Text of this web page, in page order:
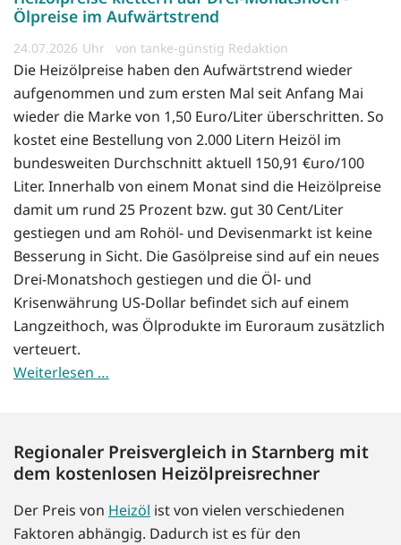
Ölpreise im Aufwärtstrend
24.07.2026 von tanke-günstig Redaktion
Die Heizölpreise haben den Aufwärtstrend wieder
aufgenommen und zum ersten Mal seit Anfang Mai
wieder die Marke von 1,50 Euro/Liter überschritten. So
kostet eine Bestellung von 2.000 Litern Heizöl im
bundesweiten Durchschnitt aktuell 150,91 €uro/100
Liter. Innerhalb von einem Monat sind die Heizölpreise
damit um rund 25 Prozent bzw. gut 30 Cent/Liter
gestiegen und am Rohöl- und Devisenmarkt ist keine
Besserung in Sicht. Die Gasölpreise sind auf ein neues
Drei-Monatshoch gestiegen und die Öl- und
Krisenwährung US-Dollar befindet sich auf einem
Langzeithoch, was Ölprodukte im Euroraum zusätzlich
verteuert.
Weiterlesen …
Regionaler Preisvergleich in Starnberg mit
dem kostenlosen Heizölpreisrechner
Der Preis von Heizöl ist von vielen verschiedenen
Faktoren abhängig. Dadurch ist es für den